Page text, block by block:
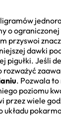
o
przyswoi
dawki
pigułki. Jeśli
. Pozwala
poziomu
przez wiele
układu